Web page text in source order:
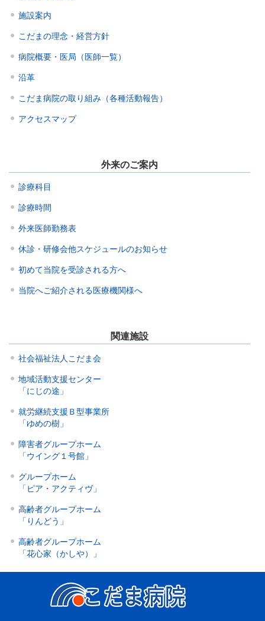
施設案内
こだまの理念・経営方針
病院概要・医局（医師一覧）
沿革
こだま病院の取り組み（各種活動報告）
アクセスマップ
外来のご案内
診療科目
診療時間
外来医師勤務表
休診・研修会他スケジュールのお知らせ
初めて当院を受診される方へ
当院へご紹介される医療機関様へ
関連施設
社会福祉法人こだま会
地域活動支援センター
「にじの途」
就労継続支援Ｂ型事業所
「ゆめの樹」
障害者グループホーム
「ウイング１号館」
グループホーム
「ピア・アクティヴ」
高齢者グループホーム
「りんどう」
高齢者グループホーム
「花心家（かしや）」